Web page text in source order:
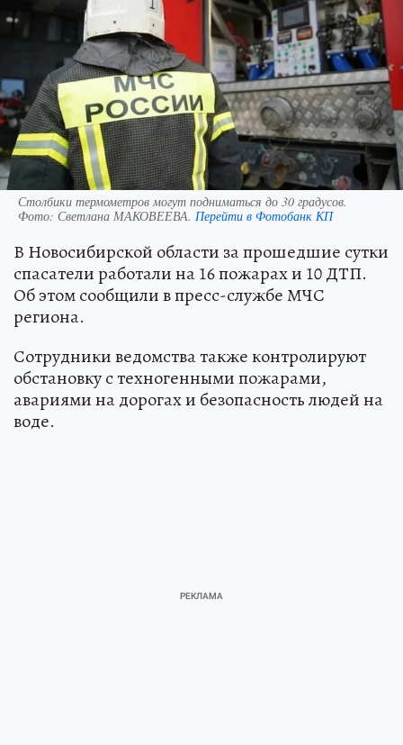
Столбики термометров могут подниматься до 30 градусов.
Фото: Светлана МАКОВЕЕВА. Перейти в Фотобанк КП
В Новосибирской области за прошедшие сутки
спасатели работали на 16 пожарах и 10 ДТП.
Об этом сообщили в пресс-службе МЧС
региона.
Сотрудники ведомства также контролируют
обстановку с техногенными пожарами,
авариями на дорогах и безопасность людей на
воде.